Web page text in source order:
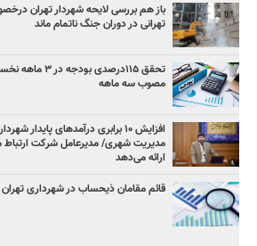
باز هم بررسی لایحه شهردار تهران
تهرانی در دوران جنگ ناتمام ماند
تحقق ۱۱۵درصدی
مصوب سه ماهه
افزایش ۱۰ برابری درآمدهای
مدیریت شهری/ مدیرعامل شرکت ارتباط
ارائه می‌دهد
قائم مقامان ذیحساب در شهرداری